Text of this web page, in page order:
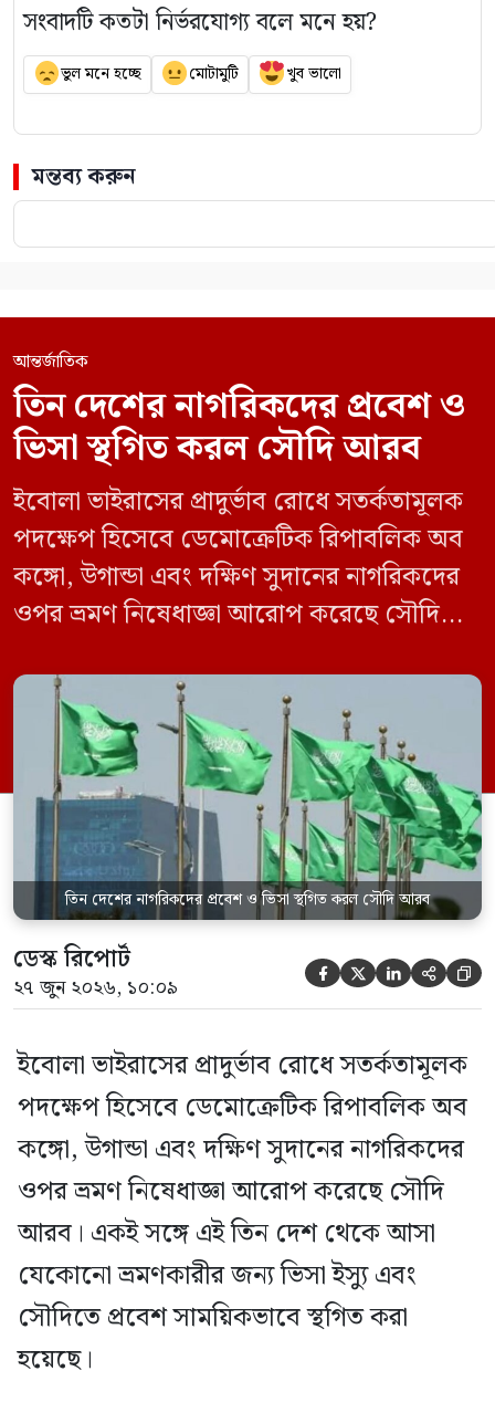
সংবাদটি কতটা নির্ভরযোগ্য বলে মনে হয়?
ভুল মনে হচ্ছে মোটামুটি খুব ভালো
মন্তব্য করুন
আন্তর্জাতিক
তিন দেশের নাগরিকদের প্রবেশ ও
ভিসা স্থগিত করল সৌদি আরব
ইবোলা ভাইরাসের প্রাদুর্ভাব রোধে সতর্কতামূলক
পদক্ষেপ হিসেবে ডেমোক্রেটিক রিপাবলিক অব
কঙ্গো, উগান্ডা এবং দক্ষিণ সুদানের নাগরিকদের
ওপর ভ্রমণ নিষেধাজ্ঞা আরোপ করেছে সৌদি
যেকোনো ভ্রমণকারীর জন্য ভিসা ইস্যু এবং
সৌদিতে প্রবেশ সাময়িকভাবে স্থগিত করা
হয়েছে। সৌদি প্রেস এজেন্সি (এসপিএ)
জানিয়েছে, এই নিষেধাজ্ঞা শুধুমাত্র সরাসরি ওই
তিন দেশ থেকে […]
তিন দেশের নাগরিকদের প্রবেশ ও ভিসা স্থগিত করল সৌদি আরব
ডেস্ক রিপোর্ট
২৭ জুন ২০২৬, ১০:০৯     
ইবোলা ভাইরাসের প্রাদুর্ভাব রোধে সতর্কতামূলক
পদক্ষেপ হিসেবে ডেমোক্রেটিক রিপাবলিক অব
কঙ্গো, উগান্ডা এবং দক্ষিণ সুদানের নাগরিকদের
ওপর ভ্রমণ নিষেধাজ্ঞা আরোপ করেছে সৌদি
আরব। একই সঙ্গে এই তিন দেশ থেকে আসা
যেকোনো ভ্রমণকারীর জন্য ভিসা ইস্যু এবং
সৌদিতে প্রবেশ সাময়িকভাবে স্থগিত করা
হয়েছে।